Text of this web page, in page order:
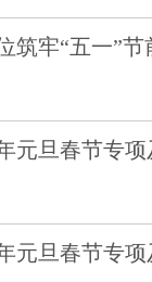
筑牢“五一”节
元旦春节专
元旦春节专